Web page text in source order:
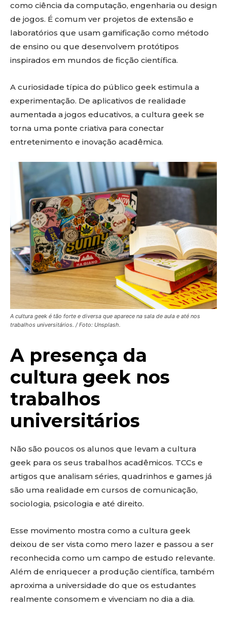
como ciência da computação, engenharia ou design
de jogos. É comum ver projetos de extensão e
laboratórios que usam gamificação como método
de ensino ou que desenvolvem protótipos
inspirados em mundos de ficção científica.
A curiosidade típica do público geek estimula a
experimentação. De aplicativos de realidade
aumentada a jogos educativos, a cultura geek se
torna uma ponte criativa para conectar
entretenimento e inovação acadêmica.
A cultura geek é tão forte e diversa que aparece na sala de aula e até nos
trabalhos universitários. / Foto: Unsplash.
A presença da
cultura geek nos
trabalhos
universitários
Não são poucos os alunos que levam a cultura
geek para os seus trabalhos acadêmicos. TCCs e
artigos que analisam séries, quadrinhos e games já
são uma realidade em cursos de comunicação,
sociologia, psicologia e até direito.
Esse movimento mostra como a cultura geek
deixou de ser vista como mero lazer e passou a ser
reconhecida como um campo de estudo relevante.
Além de enriquecer a produção científica, também
aproxima a universidade do que os estudantes
realmente consomem e vivenciam no dia a dia.